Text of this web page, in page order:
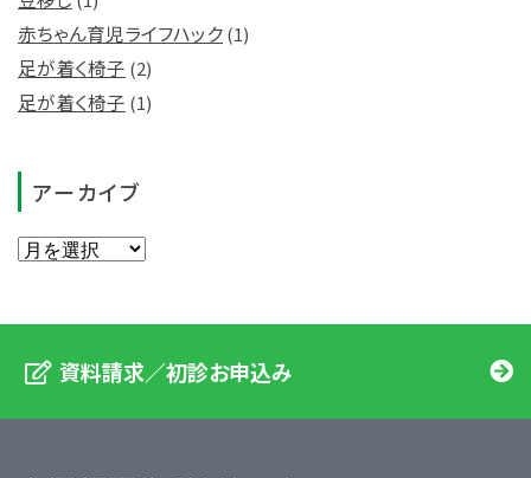
赤ちゃん育児ライフハック(1)
足が着く椅子 (2)
足が着く椅子 (1)
アーカイブ
資料請求／初診お申込み